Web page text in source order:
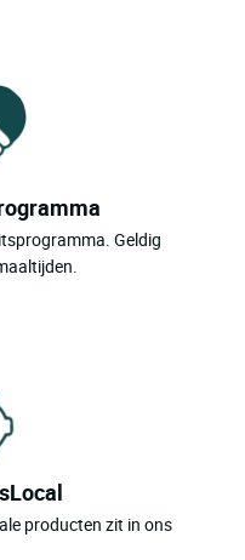
Geldig
producten zit in ons